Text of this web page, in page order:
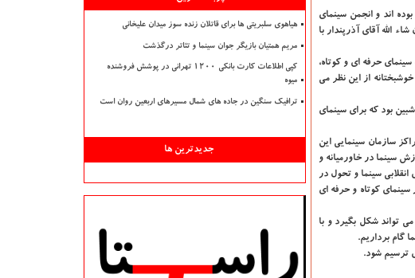
اند و انجمن سینمای
الله آقای آذرپندار با
حرفه ای و کوتاه،
از این نظر می
بود که برای سینمای
سازمان سینمایی این
سینما در خاورمیانه و
سینما و تحول در
سینمای کوتاه و حرفه ای
تواند شکل بگیرد و با
گام برداریم.
ترسیم شود.
هیاهوی سلبریتی ها برای قاتلان زنده سوز میدان علیخانی
مریم همتیان بازیگر جوان سینما و تئاتر درگذشت
کپی اطلاعات کارت بانکی ۱۲۰۰ تهرانی در پوشش فروشنده
میوه
ترافیک سنگین در جاده های شمال مسیرهای اربعین روان است
جدیدترین ها